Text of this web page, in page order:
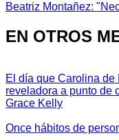
Beatriz Montañez:
EN OTROS
El día que Carolina de
reveladora a punto de
Grace Kelly
Once hábitos de